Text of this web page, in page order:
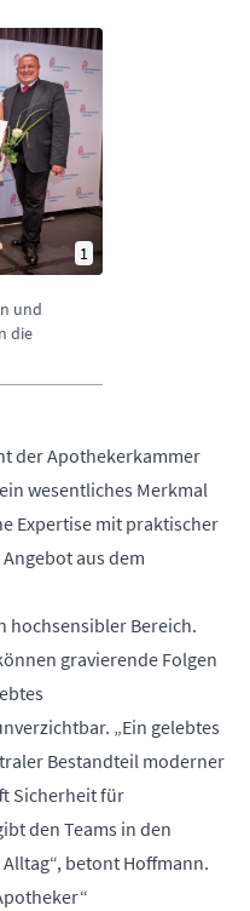
1
und
die
der Apothekerkammer
wesentliches Merkmal
Expertise mit praktischer
aus dem
hochsensibler Bereich.
gravierende Folgen
„Ein gelebtes
Bestandteil moderner
Sicherheit für
den Teams in den
betont Hoffmann.